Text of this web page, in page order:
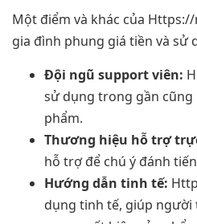
Một điểm và khác của
gia đình phung giá tiền và sử
Đội ngũ support viên:
sử dụng trong gần cũng
phẩm.
Thương hiệu hỗ trợ
hỗ trợ để chú ý đánh
Hướng dẫn tinh tế:
dụng tinh tế, giúp người